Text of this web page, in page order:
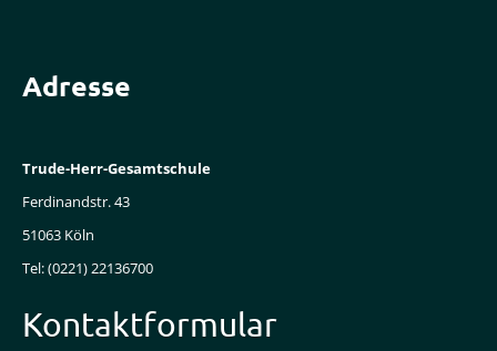
Adresse
Trude-Herr-Gesamtschule
Ferdinandstr. 43
51063 Köln
Tel: (0221) 22136700
Kontaktformular